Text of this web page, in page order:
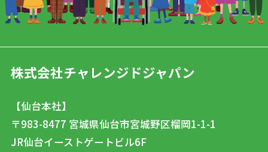
株式会社チャレンジドジャパン
【仙台本社】
〒983-8477 宮城県仙台市宮城野区榴岡1-1-1
JR仙台イーストゲートビル6F